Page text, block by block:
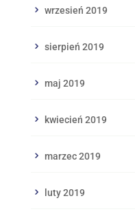
wrzesień 2019
sierpień 2019
maj 2019
kwiecień 2019
marzec 2019
luty 2019